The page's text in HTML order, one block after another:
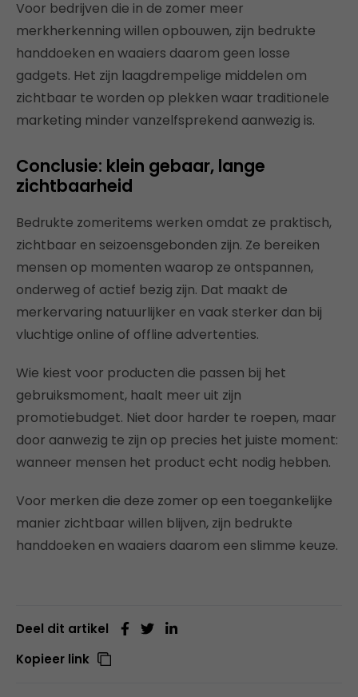
Voor bedrijven die in de zomer meer
merkherkenning willen opbouwen, zijn bedrukte
handdoeken en waaiers daarom geen losse
gadgets. Het zijn laagdrempelige middelen om
zichtbaar te worden op plekken waar traditionele
marketing minder vanzelfsprekend aanwezig is.
Conclusie: klein gebaar, lange
zichtbaarheid
Bedrukte zomeritems werken omdat ze praktisch,
zichtbaar en seizoensgebonden zijn. Ze bereiken
mensen op momenten waarop ze ontspannen,
onderweg of actief bezig zijn. Dat maakt de
merkervaring natuurlijker en vaak sterker dan bij
vluchtige online of offline advertenties.
Wie kiest voor producten die passen bij het
gebruiksmoment, haalt meer uit zijn
promotiebudget. Niet door harder te roepen, maar
door aanwezig te zijn op precies het juiste moment:
wanneer mensen het product echt nodig hebben.
Voor merken die deze zomer op een toegankelijke
manier zichtbaar willen blijven, zijn bedrukte
handdoeken en waaiers daarom een slimme keuze.
Deel dit artikel
Kopieer link